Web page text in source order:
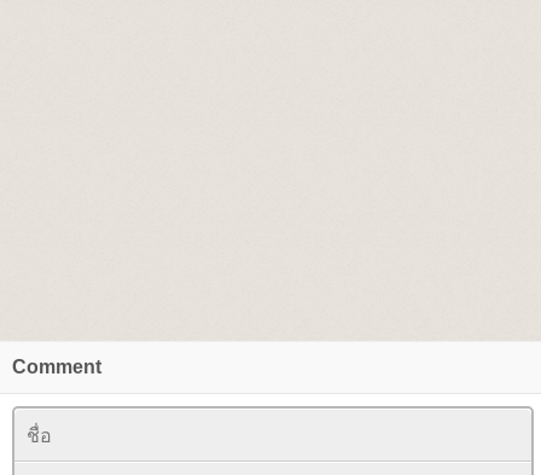
Comment